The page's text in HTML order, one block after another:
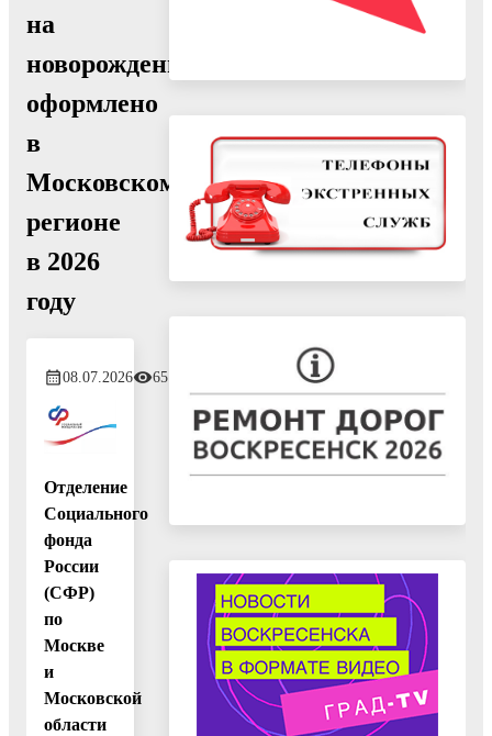
на
новорожденных
оформлено
в
Московском
регионе
в 2026
году
08.07.2026 65
Отделение
Социального
фонда
России
(СФР)
по
Москве
и
Московской
области